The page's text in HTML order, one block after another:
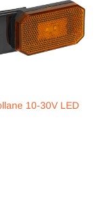
10-30V LED